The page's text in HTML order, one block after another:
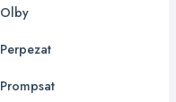
Olby
Perpezat
Prompsat